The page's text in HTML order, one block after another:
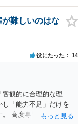
してその旨を伝え、
ょうか。
「早めに、決着をつけ
」ということです
護士は確かに儲かりま
ることは、着手金を増
も期待できないた
弁護士にも損害が増
ません。 控訴審で着
の関係ではなく顧問の
。 事件終了後、顧問
は、儲かるためでは
の現在及び今後の戦
測されます。 ＞②原告
難しいのはな
役にたった 14
観的に合理的な理
「能力不足」だけを
高度専門職であって